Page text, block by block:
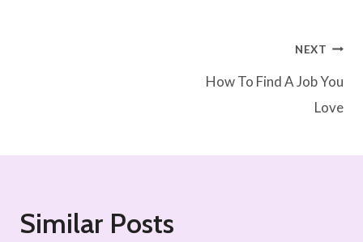
NEXT
How To Find A Job You
Love
Similar Posts